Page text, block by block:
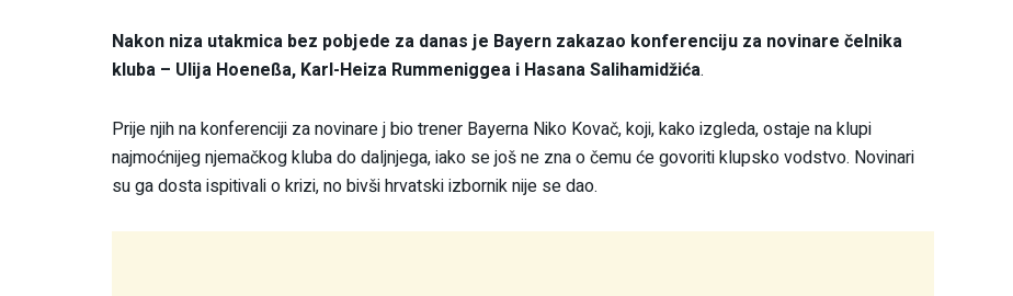
Nakon niza utakmica bez pobjede za danas je Bayern zakazao konferenciju za novinare čelnika
kluba – Ulija Hoeneßa, Karl-Heiza Rummeniggea i Hasana Salihamidžića.
Prije njih na konferenciji za novinare j bio trener Bayerna Niko Kovač, koji, kako izgleda, ostaje na klupi
najmoćnijeg njemačkog kluba do daljnjega, iako se još ne zna o čemu će govoriti klupsko vodstvo. Novinari
su ga dosta ispitivali o krizi, no bivši hrvatski izbornik nije se dao.